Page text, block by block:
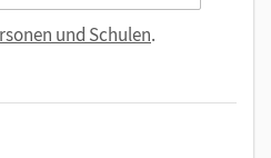
und Schulen.